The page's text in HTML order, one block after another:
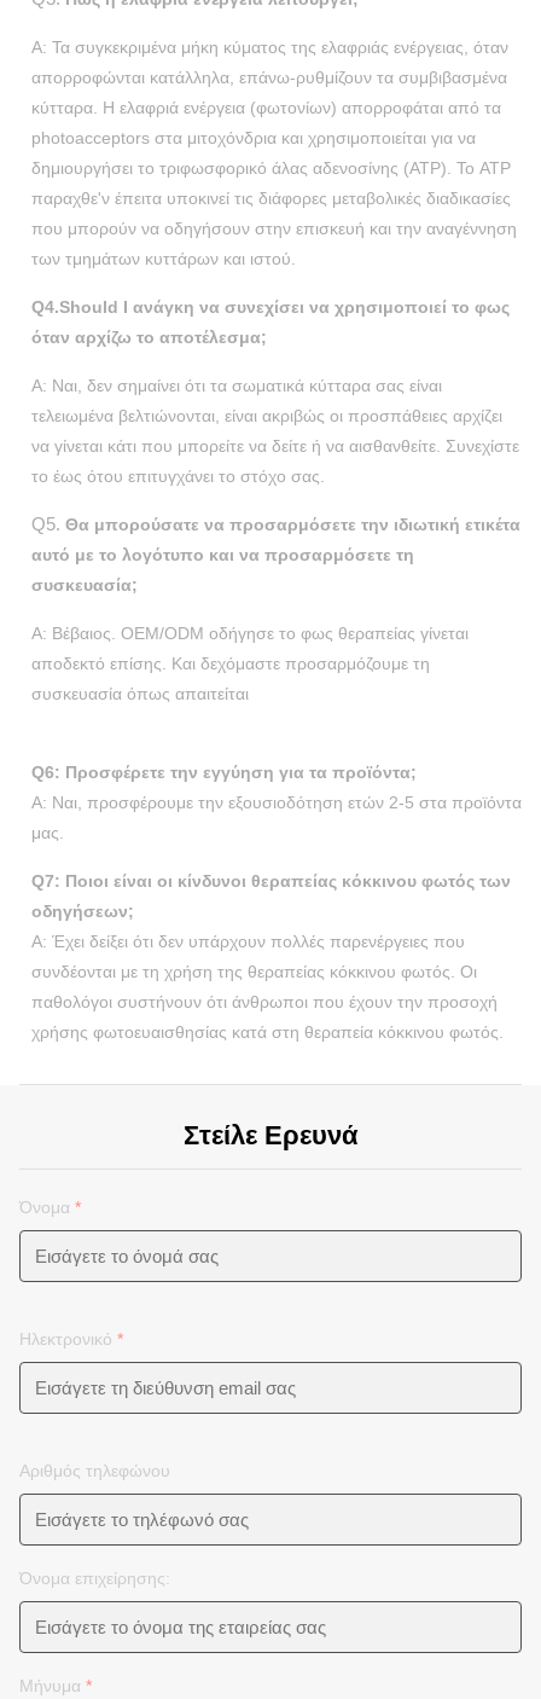
Α: Τα συγκεκριμένα μήκη κύματος της ελαφριάς ενέργειας, όταν
απορροφώνται κατάλληλα, επάνω-ρυθμίζουν τα συμβιβασμένα
κύτταρα. Η ελαφριά ενέργεια (φωτονίων) απορροφάται από τα
photoacceptors στα μιτοχόνδρια και χρησιμοποιείται για να
δημιουργήσει το τριφωσφορικό άλας αδενοσίνης (ATP). Το ATP
παραχθε'ν έπειτα υποκινεί τις διάφορες μεταβολικές διαδικασίες
που μπορούν να οδηγήσουν στην επισκευή και την αναγέννηση
των τμημάτων κυττάρων και ιστού.
Q4.Should Ι ανάγκη να συνεχίσει να χρησιμοποιεί το φως
όταν αρχίζω το αποτέλεσμα;
Α: Ναι, δεν σημαίνει ότι τα σωματικά κύτταρα σας είναι
τελειωμένα βελτιώνονται, είναι ακριβώς οι προσπάθειες αρχίζει
να γίνεται κάτι που μπορείτε να δείτε ή να αισθανθείτε. Συνεχίστε
το έως ότου επιτυγχάνει το στόχο σας.
Q5. Θα μπορούσατε να προσαρμόσετε την ιδιωτική ετικέτα
αυτό με το λογότυπο και να προσαρμόσετε τη
συσκευασία;
Α: Βέβαιος. OEM/ODM οδήγησε το φως θεραπείας γίνεται
αποδεκτό επίσης. Και δεχόμαστε προσαρμόζουμε τη
συσκευασία όπως απαιτείται
Q6: Προσφέρετε την εγγύηση για τα προϊόντα;
Α: Ναι, προσφέρουμε την εξουσιοδότηση ετών 2-5 στα προϊόντα
μας.
Q7: Ποιοι είναι οι κίνδυνοι θεραπείας κόκκινου φωτός των
οδηγήσεων;
Α: Έχει δείξει ότι δεν υπάρχουν πολλές παρενέργειες που
συνδέονται με τη χρήση της θεραπείας κόκκινου φωτός. Οι
παθολόγοι συστήνουν ότι άνθρωποι που έχουν την προσοχή
χρήσης φωτοευαισθησίας κατά στη θεραπεία κόκκινου φωτός.
Στείλε Ερευνά
Όνομα *
Ηλεκτρονικό *
Αριθμός τηλεφώνου
Όνομα επιχείρησης:
Μήνυμα *